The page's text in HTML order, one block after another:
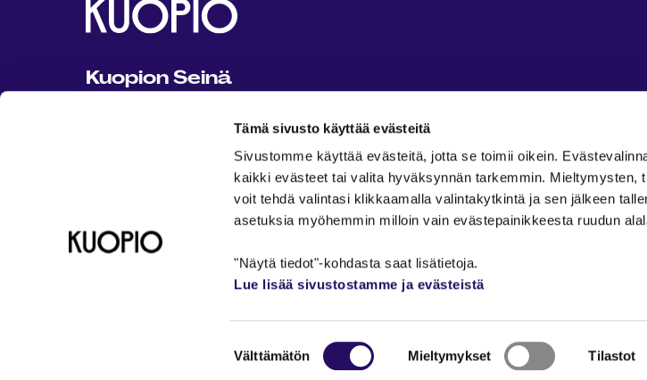
Tämä sivusto käyttää evästeitä
Sivustomme käyttää evästeitä, jotta se toimii oikein.
kaikki evästeet tai valita hyväksynnän tarkemmin. Mieltymysten,
voit tehdä valintasi klikkaamalla valintakytkintä ja sen jälkeen
asetuksia myöhemmin milloin vain evästepainikkeesta ruudun
"Näytä tiedot"-kohdasta saat lisätietoja.
Lue lisää sivustostamme ja evästeistä
valinta
Välttämätön Mieltymykset Tilastot
Kuopion Seinä
ylläpitämä kaikille avoin ja maksuton
tapahtuma- ja harrastusportaali.
Ota yhteyttä: seina@kuopio.fi
Tietosuojaseloste Käyttöehdot
Palveluviestintä ja yhteystiedot Kuopion Seinän käyttöohjeet